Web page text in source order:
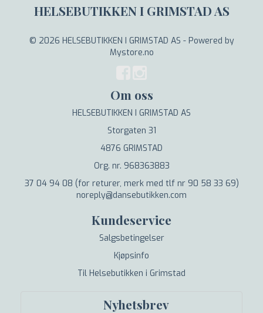
HELSEBUTIKKEN I GRIMSTAD AS
© 2026 HELSEBUTIKKEN I GRIMSTAD AS - Powered by
Mystore.no
Om oss
HELSEBUTIKKEN I GRIMSTAD AS
Storgaten 31
4876 GRIMSTAD
Org. nr. 968363883
37 04 94 08 (for returer, merk med tlf nr 90 58 33 69)
noreply@dansebutikken.com
Kundeservice
Salgsbetingelser
Kjøpsinfo
Til Helsebutikken i Grimstad
Nyhetsbrev